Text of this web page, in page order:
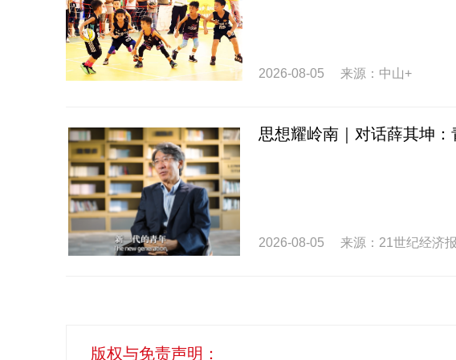
2026-08-05 来源：中山+
思想耀岭南｜对话薛其坤
2026-08-05 来源：21世纪经济
版权与免责声明：